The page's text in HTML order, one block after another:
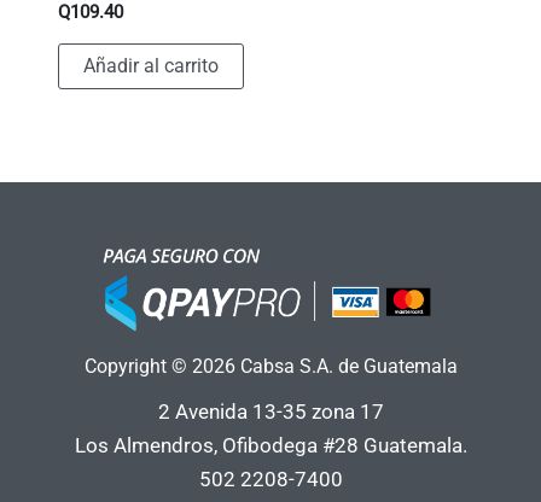
Q109.40
Añadir al carrito
Copyright © 2026 Cabsa S.A. de Guatemala
2 Avenida 13-35 zona 17
Los Almendros, Ofibodega #28 Guatemala.
502 2208-7400